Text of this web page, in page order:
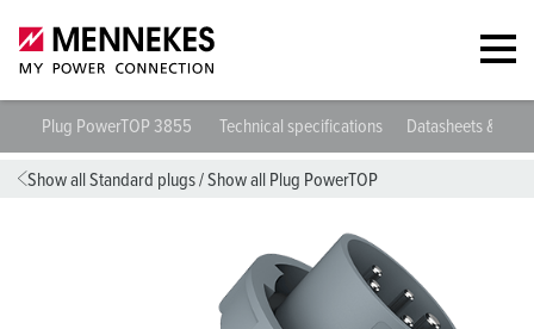
Plug PowerTOP 3855 Technical specifications Datasheets &
Show all Standard plugs/Show all Plug PowerTOP